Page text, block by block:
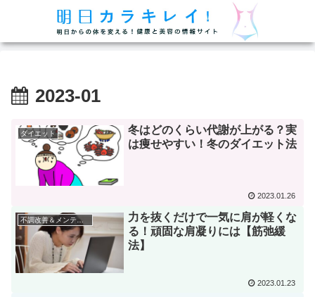
2023-01
ダイエット
冬はどのくらい代謝が上がる？実
は痩せやすい！冬のダイエット法
2023.01.26
不調改善＆メンテナンス
力を抜くだけで一気に肩が軽くな
る！頑固な肩凝りには【筋弛緩
法】
2023.01.23